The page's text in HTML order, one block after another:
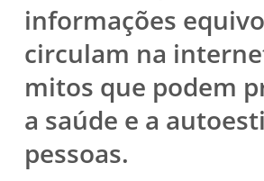
informações
circulam na
mitos que podem
a saúde e a
pessoas.